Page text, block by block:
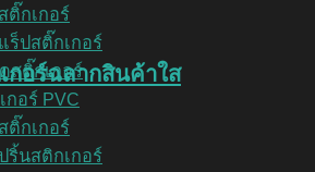
ติ๊กเกอร์
ร็ปสติ๊กเกอร์
สติ๊กเกอร์
กอร์ PVC
ติ๊กเกอร์
ริ้นสติกเกอร์
กอร์ฉลากสินค้าใส